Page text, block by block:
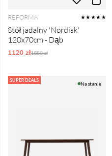
REFORMA ★★★★★
Stół jadalny 'Nordisk'
120x70cm - Dąb
1120 złOrdynarne ceny:
1660 zł
SUPER DEALS
Na stanie